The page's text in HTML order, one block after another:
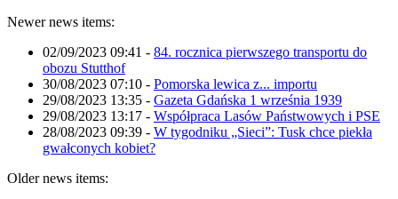
Newer news items:
02/09/2023 09:41 - 84. rocznica pierwszego transportu do
obozu Stutthof
30/08/2023 07:10 - Pomorska lewica z... importu
29/08/2023 13:35 - Gazeta Gdańska 1 września 1939
29/08/2023 13:17 - Współpraca Lasów Państwowych i PSE
28/08/2023 09:39 - W tygodniku „Sieci”: Tusk chce piekła
gwałconych kobiet?
Older news items: